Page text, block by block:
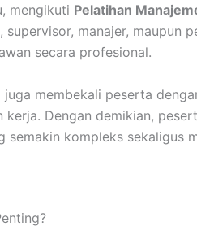
mengikuti Pelatihan
manajer, maupun
secara profesional.
membekali peserta
Dengan demikian,
semakin kompleks sekaligus